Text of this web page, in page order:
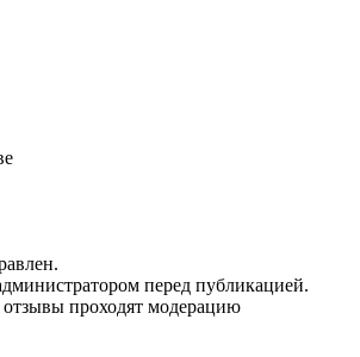
перед публикацией.
проходят модерацию